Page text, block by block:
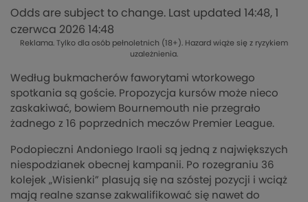
Odds are subject to change. Last updated 14:48, 1
czerwca 2026 14:48
Reklama. Tylko dla osób pełnoletnich (18+). Hazard wiąże się z ryzykiem
uzależnienia.
Według bukmacherów faworytami wtorkowego
spotkania są goście. Propozycja kursów może nieco
zaskakiwać, bowiem Bournemouth nie przegrało
żadnego z 16 poprzednich meczów Premier League.
Podopieczni Andoniego Iraoli są jedną z największych
niespodzianek obecnej kampanii. Po rozegraniu 36
kolejek „Wisienki” plasują się na szóstej pozycji i wciąż
mają realne szanse zakwalifikować się nawet do